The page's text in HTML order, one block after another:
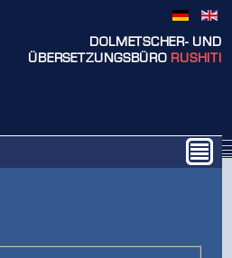
DOLMETSCHER- UND
ÜBERSETZUNGSBÜRO RUSHITI